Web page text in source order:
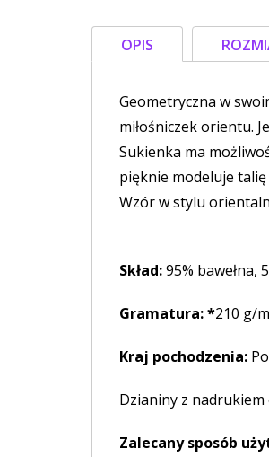
OPIS
Geometryczna w
miłośniczek orientu.
Sukienka ma
pięknie modeluje talię
Wzór w stylu
Skład:95% bawełna,
Gramatura: *210 g/
Kraj pochodzenia:
Dzianiny z nadrukiem
Zalecany sposób